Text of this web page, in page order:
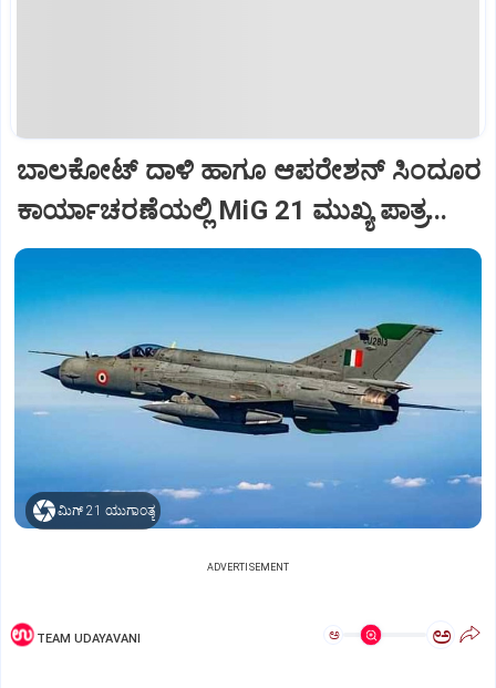
ಬಾಲಕೋಟ್‌ ದಾಳಿ ಹಾಗೂ ಆಪರೇಶನ್‌ ಸಿಂದೂರ
ಕಾರ್ಯಾಚರಣೆಯಲ್ಲಿ MiG 21 ಮುಖ್ಯ ಪಾತ್ರ...
ಮಿಗ್‌ 21 ಯುಗಾಂತ್ಯ
ADVERTISEMENT
TEAM UDAYAVANI ಅ ಅ